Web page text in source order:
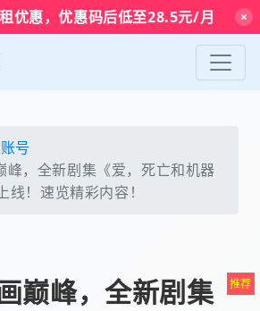
优惠，优惠码后低至28.5元/月 ×
号
，全新剧集《爱，死亡和机器
线！速览精彩内容！
巅峰，全新剧集